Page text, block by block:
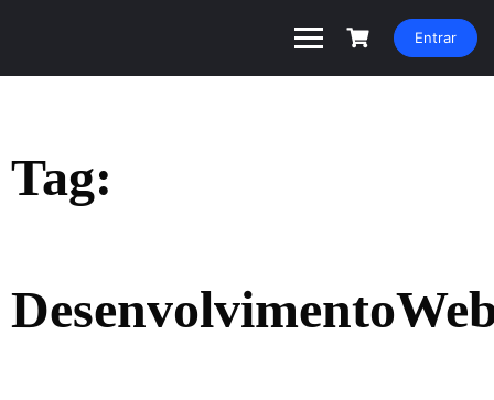
Entrar
Tag: